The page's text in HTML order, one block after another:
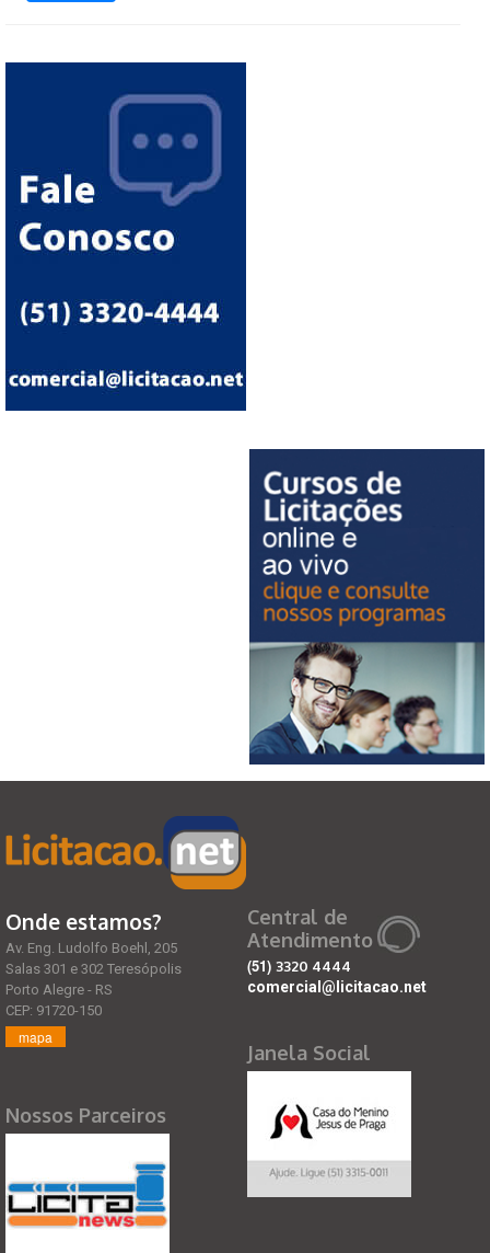
Onde estamos?
Av. Eng. Ludolfo Boehl, 205
Salas 301 e 302 Teresópolis
Porto Alegre - RS
CEP: 91720-150
mapa
Nossos Parceiros
Central de
Atendimento
(51) 3320 4444
comercial@licitacao.net
Janela Social